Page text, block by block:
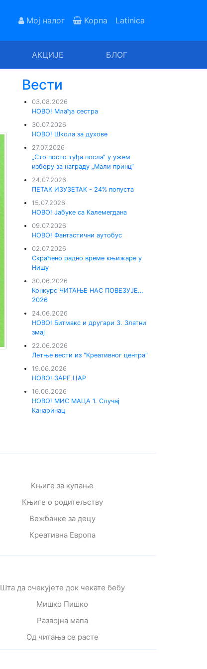
Мој налог Корпа Latinica
АКЦИЈЕ БЛОГ
Вести
03.08.2026
НОВО! Млађа сестра
30.07.2026
НОВО! Школа за духове
27.07.2026
„Сто посто туђа посла“ у ужем
избору за награду „Мали принц“
24.07.2026
ПЕТАК ИЗУЗЕТАК - 24% попуста
15.07.2026
НОВО! Јабуке са Калемегдана
09.07.2026
НОВО! Фантастични аутобус
02.07.2026
Скраћено радно време књижаре у
Нишу
30.06.2026
Конкурс ЧИТАЊЕ НАС ПОВЕЗУЈЕ…
2026
24.06.2026
НОВО! Битмакс и другари 3. Златни
змај
22.06.2026
Летње вести из "Креативног центра"
19.06.2026
НОВО! ЗАРЕ ЦАР
16.06.2026
НОВО! МИС МАЦА 1. Случај
Канаринац
Књиге за купање
Књиге о родитељству
Вежбанке за децу
Креативна Европа
Шта да очекујете док чекате бебу
Мишко Пишко
Развојна мапа
Од читања се расте